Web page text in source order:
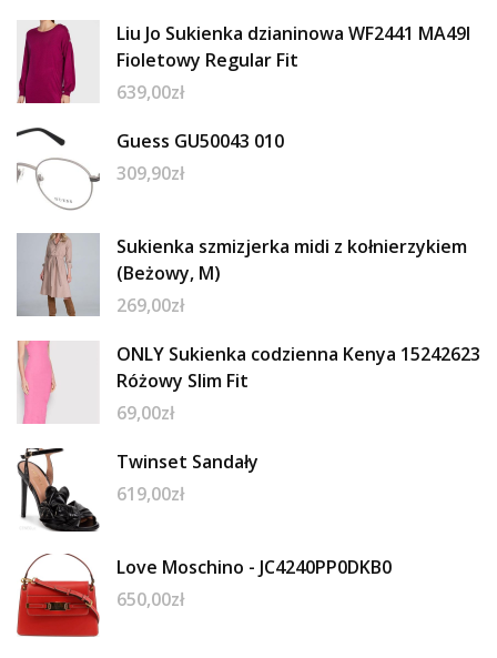
Liu Jo Sukienka dzianinowa WF2441 MA49I
Fioletowy Regular Fit
639,00zł
Guess GU50043 010
309,90zł
Sukienka szmizjerka midi z kołnierzykiem
(Beżowy, M)
269,00zł
ONLY Sukienka codzienna Kenya 15242623
Różowy Slim Fit
69,00zł
Twinset Sandały
619,00zł
Love Moschino - JC4240PP0DKB0
650,00zł